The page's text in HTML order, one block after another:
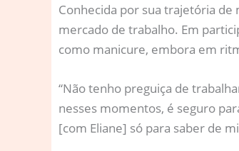
Conhecida por sua trajetória de
mercado de trabalho. Em
como manicure, embora em
“Não tenho preguiça de
nesses momentos, é seguro
[com Eliane] só para saber de